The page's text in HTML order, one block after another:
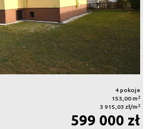
4 pokoje
153,00 m 2
3 915,03 zł/m 2
599 000 zł